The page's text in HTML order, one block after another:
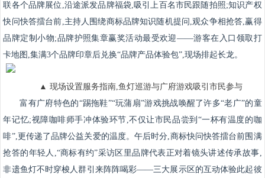
联各个品牌展位,沿途派发品牌福袋,吸引上百名市民跟随拍照;知识产权
快问快答擂台前,主持人围绕商标品牌知识随机提问,观众争相抢答,赢得
品牌定制小物;品牌护照集章赢奖活动最受欢迎——游客在入口领取打
卡地图,集满3个品牌印章后兑换“品牌产品体验包”,现场排起长龙。
▲ 现场设置服务指南,鱼灯巡游与广府游戏吸引市民参与
富有广府特色的“踢拖鞋”“玩蒲扇”游戏挑战唤醒了许多“老广”的童
年记忆;视障咖啡师手冲体验环节,不仅让市民品尝到“一杯有温度的咖
啡”,更传递了品牌公益关爱的温度。午后时分,商标快问快答擂台前围满
抢答的年轻人,“商标有约”采访区里品牌代表正对着镜头讲述传承故事,
非遗鱼灯不时穿梭人群引来阵阵喝彩——三大展示区的互动体验此起彼